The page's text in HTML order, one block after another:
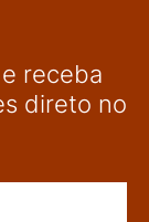
receba
direto no